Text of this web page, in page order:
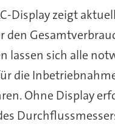
Display zeigt
den
lassen sich alle
die
Ohne Display